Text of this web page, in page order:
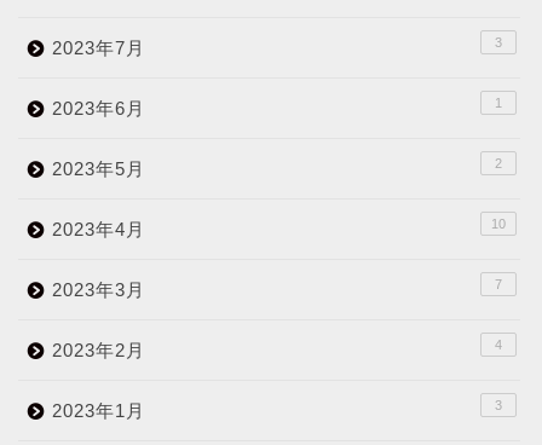
2023年7月 3
2023年6月 1
2023年5月 2
2023年4月 10
2023年3月 7
2023年2月 4
2023年1月 3